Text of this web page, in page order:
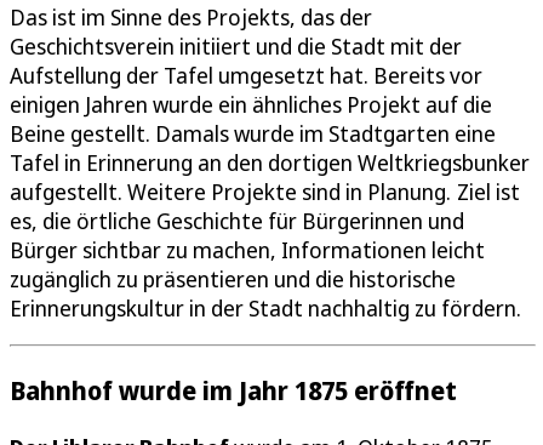
Das ist im Sinne des Projekts, das der
Geschichtsverein initiiert und die Stadt mit der
Aufstellung der Tafel umgesetzt hat. Bereits vor
einigen Jahren wurde ein ähnliches Projekt auf die
Beine gestellt. Damals wurde im Stadtgarten eine
Tafel in Erinnerung an den dortigen Weltkriegsbunker
aufgestellt. Weitere Projekte sind in Planung. Ziel ist
es, die örtliche Geschichte für Bürgerinnen und
Bürger sichtbar zu machen, Informationen leicht
zugänglich zu präsentieren und die historische
Erinnerungskultur in der Stadt nachhaltig zu fördern.
Bahnhof wurde im Jahr 1875 eröffnet